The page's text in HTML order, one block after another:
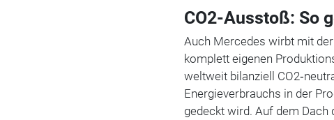
CO2-Ausstoß: So
Auch Mercedes wirbt mit
komplett eigenen
weltweit bilanziell
Energieverbrauchs in der
gedeckt wird. Auf dem Dach